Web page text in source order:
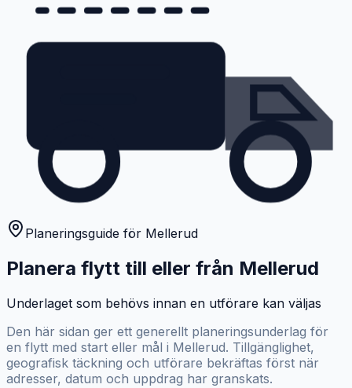
Planeringsguide för Mellerud
Planera flytt till eller från Mellerud
Underlaget som behövs innan en utförare kan väljas
Den här sidan ger ett generellt planeringsunderlag för
en flytt med start eller mål i Mellerud. Tillgänglighet,
geografisk täckning och utförare bekräftas först när
adresser, datum och uppdrag har granskats.